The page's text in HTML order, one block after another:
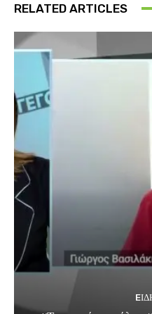
RELATED ARTICLES